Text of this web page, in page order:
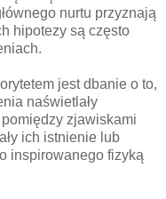
nurtu przyznają
hipotezy są często
jest dbanie o to,
naświetlały
zjawiskami
ich istnienie lub
inspirowanego fizyką